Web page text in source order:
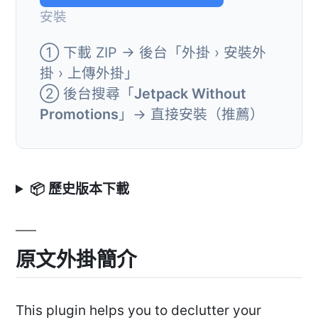
安裝
① 下載 ZIP → 後台「外掛 › 安裝外
掛 › 上傳外掛」
② 後台搜尋「Jetpack Without
Promotions 」→ 直接安裝（推薦）
📦 歷史版本下載
原文外掛簡介
This plugin helps you to declutter your